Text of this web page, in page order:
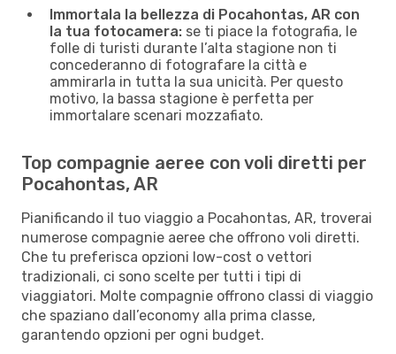
Immortala la bellezza di Pocahontas, AR con
la tua fotocamera: se ti piace la fotografia, le
folle di turisti durante l’alta stagione non ti
concederanno di fotografare la città e
ammirarla in tutta la sua unicità. Per questo
motivo, la bassa stagione è perfetta per
immortalare scenari mozzafiato.
Top compagnie aeree con voli diretti per
Pocahontas, AR
Pianificando il tuo viaggio a Pocahontas, AR, troverai
numerose compagnie aeree che offrono voli diretti.
Che tu preferisca opzioni low-cost o vettori
tradizionali, ci sono scelte per tutti i tipi di
viaggiatori. Molte compagnie offrono classi di viaggio
che spaziano dall’economy alla prima classe,
garantendo opzioni per ogni budget.